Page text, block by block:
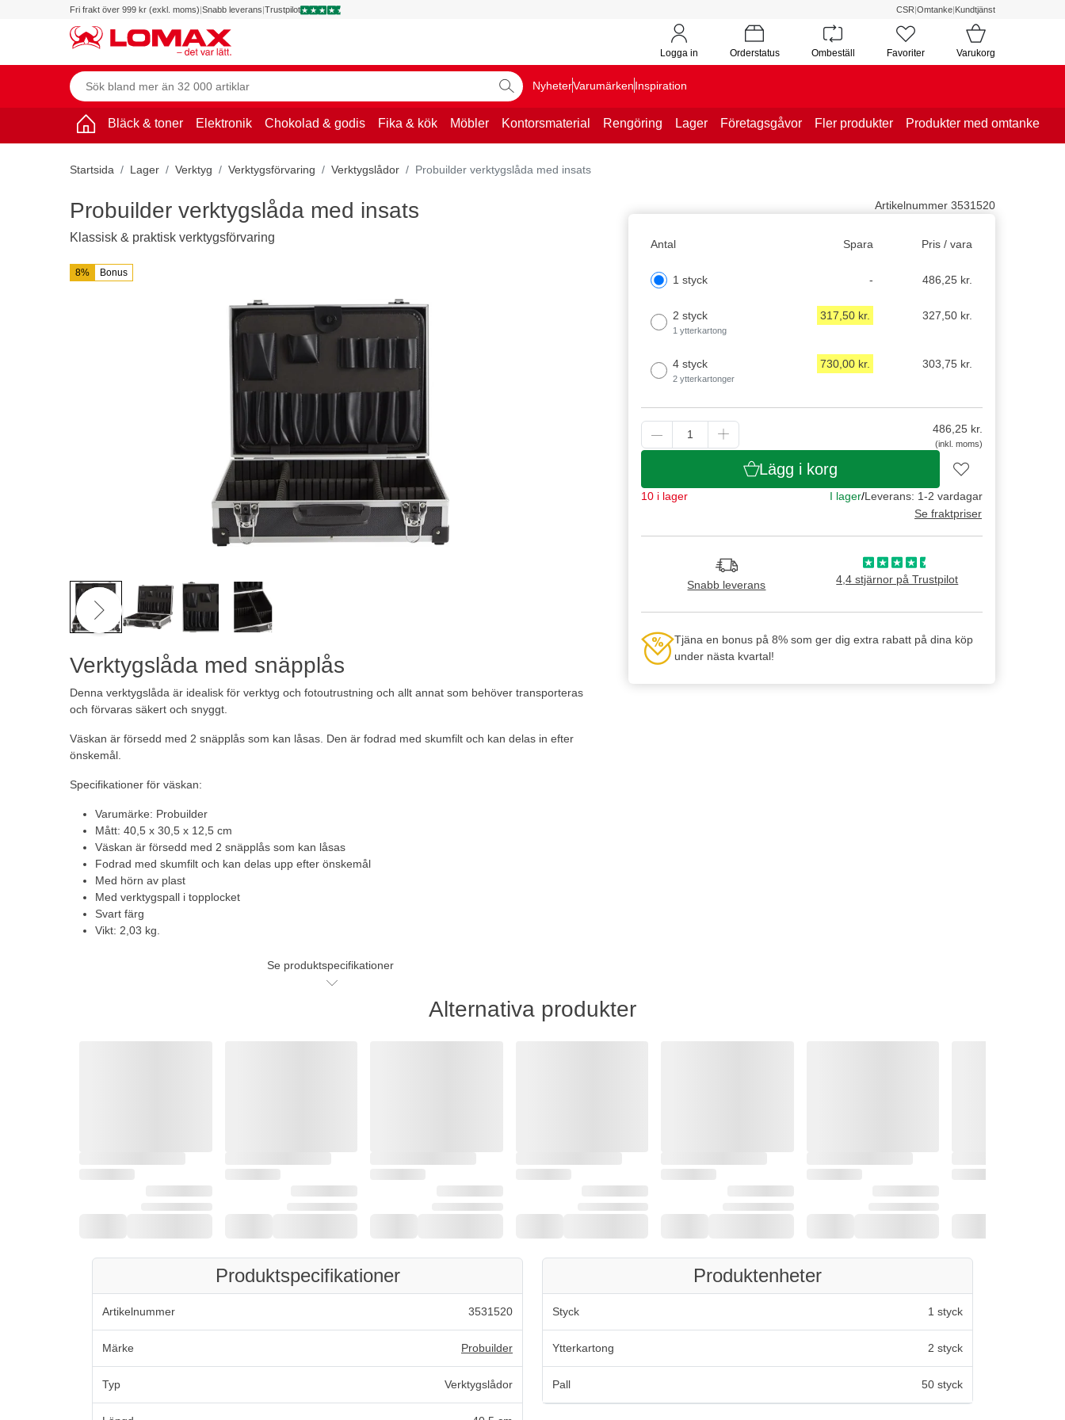
Fri frakt över 999 kr (exkl. moms)|Snabb leverans|Trustpilot CSR|Omtanke|Kundtjänst
Logga in Orderstatus Ombeställ Favoriter Varukorg
NyheterVarumärkenInspiration
Bläck & toner Elektronik Chokolad & godis Fika & kök Möbler Kontorsmaterial Rengöring Lager Företagsgåvor Fler produkter Produkter med omtanke
Startsida Lager Verktyg Verktygsförvaring Verktygslådor Probuilder verktygslåda med insats
8% Bonus
Verktygslåda med snäpplås
Denna verktygslåda är idealisk för verktyg och fotoutrustning och allt annat som behöver transporteras
och förvaras säkert och snyggt.
Väskan är försedd med 2 snäpplås som kan låsas. Den är fodrad med skumfilt och kan delas in efter
önskemål.
Specifikationer för väskan:
Varumärke: Probuilder
Mått: 40,5 x 30,5 x 12,5 cm
Väskan är försedd med 2 snäpplås som kan låsas
Fodrad med skumfilt och kan delas upp efter önskemål
Med hörn av plast
Med verktygspall i topplocket
Svart färg
Vikt: 2,03 kg.
Se produktspecifikationer
Artikelnummer 3531520
Antal Spara Pris / vara
1 styck - 486,25 kr.
2 styck
1 ytterkartong
317,50 kr. 327,50 kr.
4 styck
2 ytterkartonger
730,00 kr. 303,75 kr.
486,25kr.
(inkl. moms)
Lägg i korg
10 i lager I lager/Leverans: 1-2 vardagar
Se fraktpriser
Snabb leverans 4,4 stjärnor på Trustpilot
Tjäna en bonus på 8% som ger dig extra rabatt på dina köp
under nästa kvartal!
Probuilder verktygslåda med insats
Klassisk & praktisk verktygsförvaring
Alternativa produkter
Produktspecifikationer
Artikelnummer 3531520
Märke Probuilder
Typ Verktygslådor
Produktenheter
Styck 1 styck
Ytterkartong 2 styck
Pall 50 styck